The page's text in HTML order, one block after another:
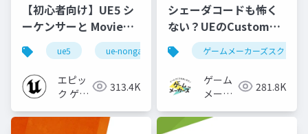
【初心者向け】UE5 シ
ーケンサーと Movie
Render Queue の使い
方【Cinematic Dive
2023】
ue5 ue-nongame
エピッ
ク ゲー
ャパン
313.4K
シェーダコードも怖く
ない？UEのCustomノ
ードで学ぶHLSL入門
ゲームメーカーズスクラン
ゲーム
メーカ
281.8K